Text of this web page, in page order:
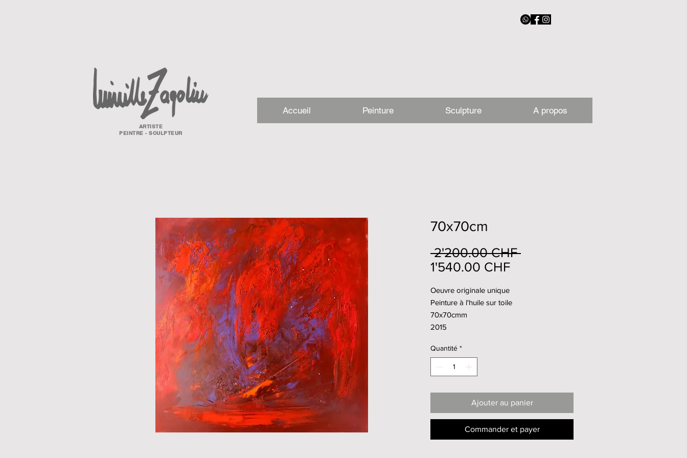
Accueil Peinture Sculpture A propos
ARTISTE
PEINTRE - SCULPTEUR
70x70cm
2'200.00 CHF Prix
1'540.00 CHFPrix
Oeuvre originale unique
Peinture à l'huile sur toile
70x70cmm
2015
Quantité *
Ajouter au panier
Commander et payer